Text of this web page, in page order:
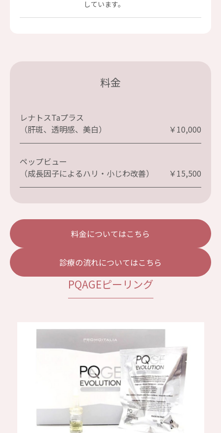
しています。
料金
レナトスTaプラス
（肝斑、透明感、美白）
￥10,000
ペップビュー
（成長因子によるハリ・小じわ改善）
￥15,500
料金についてはこちら
診療の流れについてはこちら
PQAGEピーリング